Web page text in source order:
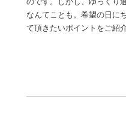
なんてことも。希望の日に
て頂きたいポイントをご紹